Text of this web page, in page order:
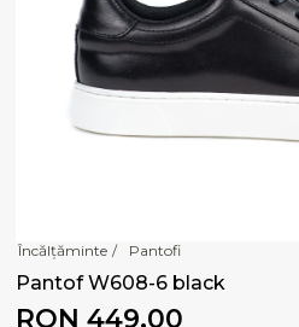
Încălțăminte / Pantofi
Pantof W608-6 black
RON 449,00